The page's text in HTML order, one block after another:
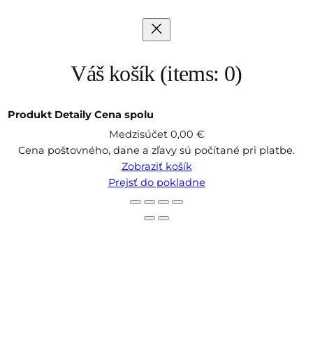
Váš košík (items: 0)
Produkty
Produkt Detaily Cena spolu
Medzisúčet 0,00 €
Cena poštovného, dane a zľavy sú počítané pri platbe.
Zobraziť košík
Prejsť do pokladne